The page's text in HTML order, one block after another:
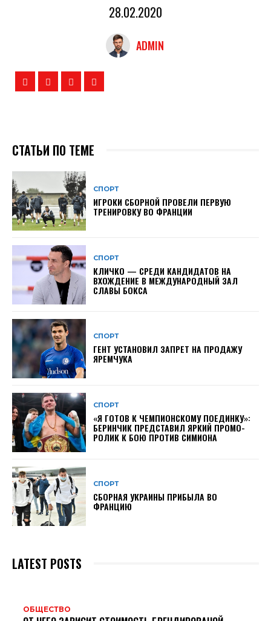
28.02.2020
ADMIN
СТАТЬИ ПО ТЕМЕ
СПОРТ
ИГРОКИ СБОРНОЙ ПРОВЕЛИ ПЕРВУЮ
ТРЕНИРОВКУ ВО ФРАНЦИИ
СПОРТ
КЛИЧКО — СРЕДИ КАНДИДАТОВ НА
ВХОЖДЕНИЕ В МЕЖДУНАРОДНЫЙ ЗАЛ
СЛАВЫ БОКСА
СПОРТ
ГЕНТ УСТАНОВИЛ ЗАПРЕТ НА ПРОДАЖУ
ЯРЕМЧУКА
СПОРТ
«Я ГОТОВ К ЧЕМПИОНСКОМУ ПОЕДИНКУ»:
БЕРИНЧИК ПРЕДСТАВИЛ ЯРКИЙ ПРОМО-
РОЛИК К БОЮ ПРОТИВ СИМИОНА
СПОРТ
СБОРНАЯ УКРАИНЫ ПРИБЫЛА ВО
ФРАНЦИЮ
LATEST POSTS
ОБЩЕСТВО